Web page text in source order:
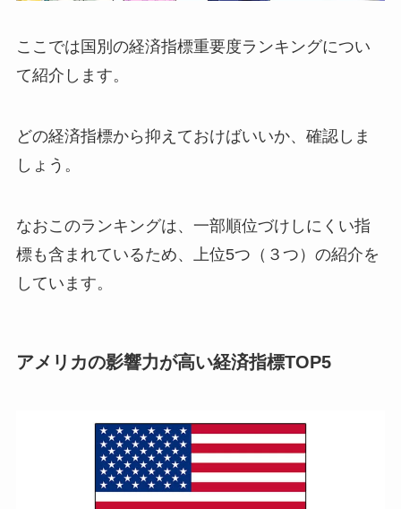
ここでは国別の経済指標重要度ランキングについ
て紹介します。
どの経済指標から抑えておけばいいか、確認しま
しょう。
なおこのランキングは、一部順位づけしにくい指
標も含まれているため、上位5つ（３つ）の紹介を
しています。
アメリカの影響力が高い経済指標TOP5